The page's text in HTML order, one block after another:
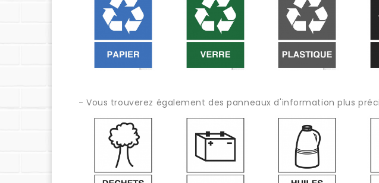
- Vous trouverez également des panneaux d'information plus